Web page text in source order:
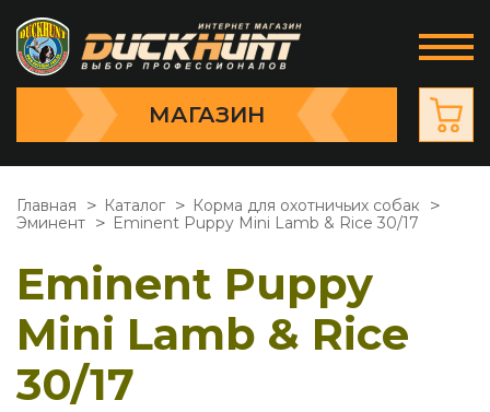
МАГАЗИН
Главная Каталог
Корма для охотничьих собак
Эминент
Eminent Puppy Mini Lamb & Rice 30/17
Eminent Puppy
Mini Lamb & Rice
30/17